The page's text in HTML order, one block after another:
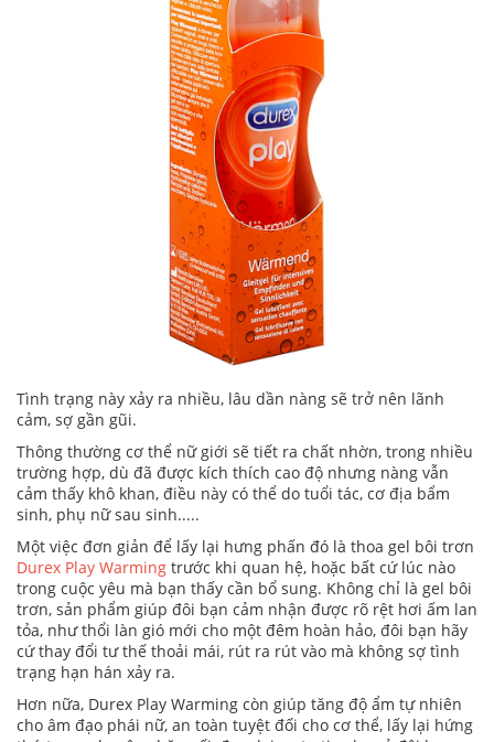
Tình trạng này xảy ra nhiều, lâu dần nàng sẽ trở nên lãnh
cảm, sợ gần gũi.
Thông thường cơ thể nữ giới sẽ tiết ra chất nhờn, trong nhiều
trường hợp, dù đã được kích thích cao độ nhưng nàng vẫn
cảm thấy khô khan, điều này có thể do tuổi tác, cơ địa bẩm
sinh, phụ nữ sau sinh.....
Một việc đơn giản để lấy lại hưng phấn đó là thoa gel bôi trơn
Durex Play Warming trước khi quan hệ, hoặc bất cứ lúc nào
trong cuộc yêu mà bạn thấy cần bổ sung. Không chỉ là gel bôi
trơn, sản phẩm giúp đôi bạn cảm nhận được rõ rệt hơi ấm lan
tỏa, như thổi làn gió mới cho một đêm hoàn hảo, đôi bạn hãy
cứ thay đổi tư thế thoải mái, rút ra rút vào mà không sợ tình
trạng hạn hán xảy ra.
Hơn nữa, Durex Play Warming còn giúp tăng độ ẩm tự nhiên
cho âm đạo phái nữ, an toàn tuyệt đối cho cơ thể, lấy lại hứng